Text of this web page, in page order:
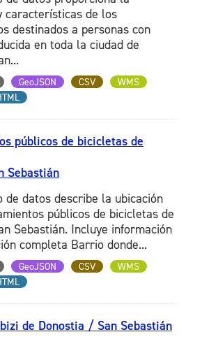
características de los
destinados a personas con
en toda la ciudad de
GeoJSON CSV
WMS
públicos de bicicletas de
Sebastián
de datos describe la ubicación
públicos de bicicletas de
Sebastián. Incluye información
completa Barrio donde...
GeoJSON CSV
WMS
de Donostia / San Sebastián